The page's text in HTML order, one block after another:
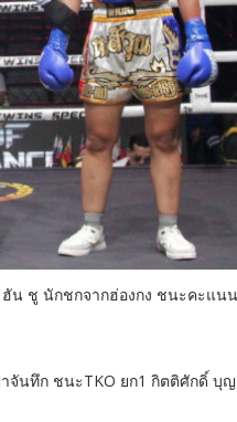
ฮัน ชู นักชกจากฮ่องกง ชนะคะแน
าจันทึก ชนะTKO ยก1 กิตติศักดิ์ บุ